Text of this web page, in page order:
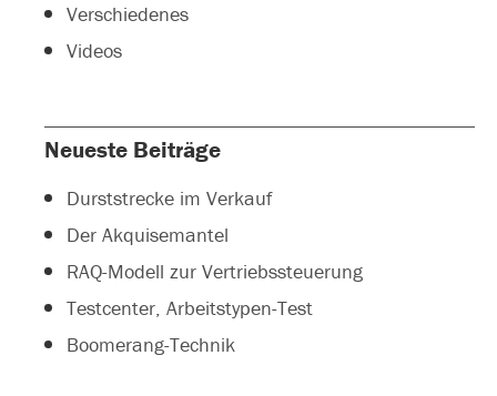
Verschiedenes
Videos
Neueste Beiträge
Durststrecke im Verkauf
Der Akquisemantel
RAQ-Modell zur Vertriebssteuerung
Testcenter, Arbeitstypen-Test
Boomerang-Technik